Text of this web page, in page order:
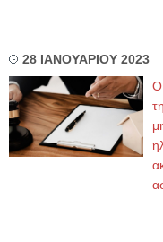
28 ΙΑΝΟΥΑΡΙΟΥ 2023